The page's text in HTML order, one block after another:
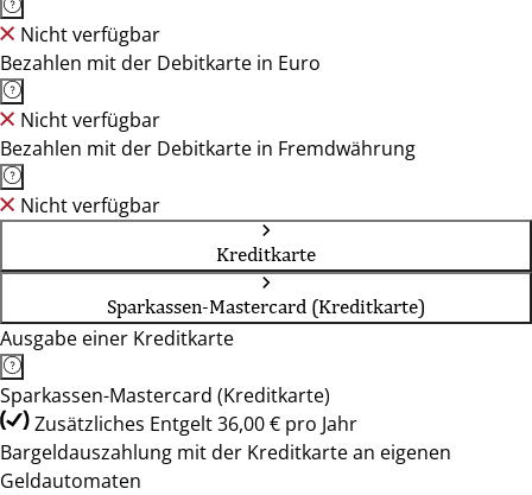
Nicht verfügbar
Bezahlen mit der Debitkarte in Euro
Nicht verfügbar
Bezahlen mit der Debitkarte in Fremdwährung
Nicht verfügbar
Kreditkarte
Sparkassen-Mastercard (Kreditkarte)
Ausgabe einer Kreditkarte
Sparkassen-Mastercard (Kreditkarte)
Zusätzliches Entgelt 36,00 € pro Jahr
Bargeldauszahlung mit der Kreditkarte an eigenen
Geldautomaten